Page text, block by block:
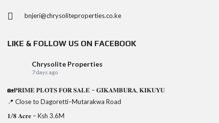
bnjeri@chrysoliteproperties.co.ke
LIKE & FOLLOW US ON FACEBOOK
Chrysolite Properties
7 days ago
🏡𝐏𝐑𝐈𝐌𝐄 𝐏𝐋𝐎𝐓𝐒 𝐅𝐎𝐑 𝐒𝐀𝐋𝐄 – 𝐆𝐈𝐊𝐀𝐌𝐁𝐔𝐑𝐀, 𝐊𝐈𝐊𝐔𝐘𝐔
📍 Close to Dagoretti–Mutarakwa Road
𝟏/𝟖 𝐀𝐜𝐫𝐞 – Ksh 3.6M